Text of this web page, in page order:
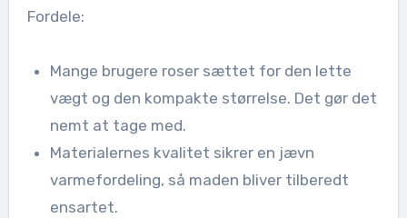
Fordele:
Mange brugere roser sættet for den lette
vægt og den kompakte størrelse. Det gør det
nemt at tage med.
Materialernes kvalitet sikrer en jævn
varmefordeling, så maden bliver tilberedt
ensartet.